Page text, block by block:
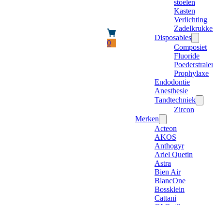
0
stoelen
Kasten
Verlichting
Zadelkrukken
Disposables
Composiet
Fluoride
Poederstraler
Prophylaxe
Endodontie
Anesthesie
Tandtechniek
Zircon
Merken
Acteon
AKOS
Anthogyr
Ariel Quetin
Astra
Bien Air
BlancOne
Bossklein
Cattani